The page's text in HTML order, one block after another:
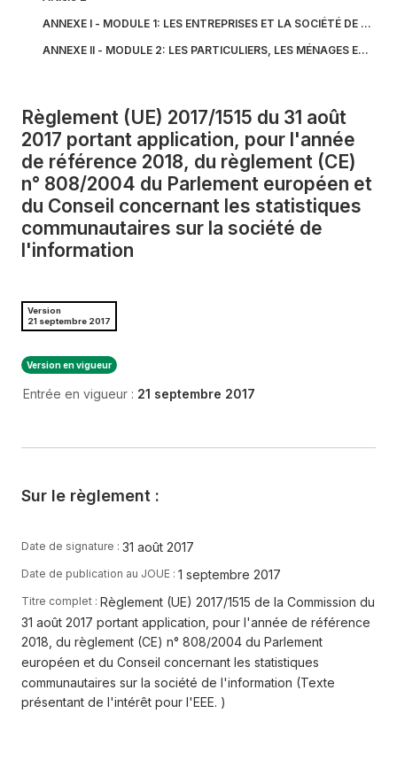
ANNEXE I - MODULE 1: LES ENTREPRISES ET LA SOCIÉTÉ DE
ANNEXE II - MODULE 2: LES PARTICULIERS, LES MÉNAGES ET LA
Règlement (UE) 2017/1515 du 31 août
2017 portant application, pour l'année
de référence 2018, du règlement (CE)
n° 808/2004 du Parlement européen et
du Conseil concernant les statistiques
communautaires sur la société de
l'information
Version
21 septembre 2017
Version en vigueur
Entrée en vigueur : 21 septembre 2017
Sur le règlement :
Date de signature : 31 août 2017
Date de publication au JOUE : 1 septembre 2017
Titre complet : Règlement (UE) 2017/1515 de la Commission du
31 août 2017 portant application, pour l'année de référence
2018, du règlement (CE) n° 808/2004 du Parlement
européen et du Conseil concernant les statistiques
communautaires sur la société de l'information (Texte
présentant de l'intérêt pour l'EEE. )